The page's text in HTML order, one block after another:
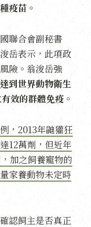
疫苗。
聯合會副秘書
岳表示，此項政
險。翁浚岳強
到世界動物衛生
效的群體免疫。
，2013年鼬獾狂
12萬劑，但近年
加之飼養寵物的
家養動物未定時
認飼主是否真正